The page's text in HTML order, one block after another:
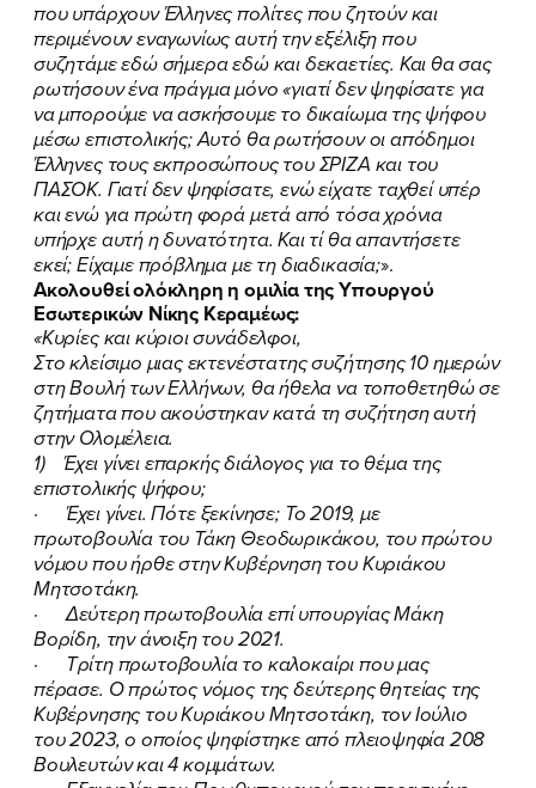
που υπάρχουν Έλληνες πολίτες που ζητούν και
περιμένουν εναγωνίως αυτή την εξέλιξη που
συζητάμε εδώ σήμερα εδώ και δεκαετίες. Και θα σας
ρωτήσουν ένα πράγμα μόνο «γιατί δεν ψηφίσατε για
να μπορούμε να ασκήσουμε το δικαίωμα της ψήφου
μέσω επιστολικής; Αυτό θα ρωτήσουν οι απόδημοι
Έλληνες τους εκπροσώπους του ΣΡΙΖΑ και του
ΠΑΣΟΚ. Γιατί δεν ψηφίσατε, ενώ είχατε ταχθεί υπέρ
και ενώ για πρώτη φορά μετά από τόσα χρόνια
υπήρχε αυτή η δυνατότητα. Και τί θα απαντήσετε
εκεί; Είχαμε πρόβλημα με τη διαδικασία;».
Ακολουθεί ολόκληρη η ομιλία της Υπουργού
Εσωτερικών Νίκης Κεραμέως:
«Κυρίες και κύριοι συνάδελφοι,
Στο κλείσιμο μιας εκτενέστατης συζήτησης 10 ημερών
στη Βουλή των Ελλήνων, θα ήθελα να τοποθετηθώ σε
ζητήματα που ακούστηκαν κατά τη συζήτηση αυτή
στην Ολομέλεια.
1) Έχει γίνει επαρκής διάλογος για το θέμα της
επιστολικής ψήφου;
· Έχει γίνει. Πότε ξεκίνησε; Το 2019, με
πρωτοβουλία του Τάκη Θεοδωρικάκου, του πρώτου
νόμου που ήρθε στην Κυβέρνηση του Κυριάκου
Μητσοτάκη.
· Δεύτερη πρωτοβουλία επί υπουργίας Μάκη
Βορίδη, την άνοιξη του 2021.
· Τρίτη πρωτοβουλία το καλοκαίρι που μας
πέρασε. Ο πρώτος νόμος της δεύτερης θητείας της
Κυβέρνησης του Κυριάκου Μητσοτάκη, τον Ιούλιο
του 2023, ο οποίος ψηφίστηκε από πλειοψηφία 208
Βουλευτών και 4 κομμάτων.